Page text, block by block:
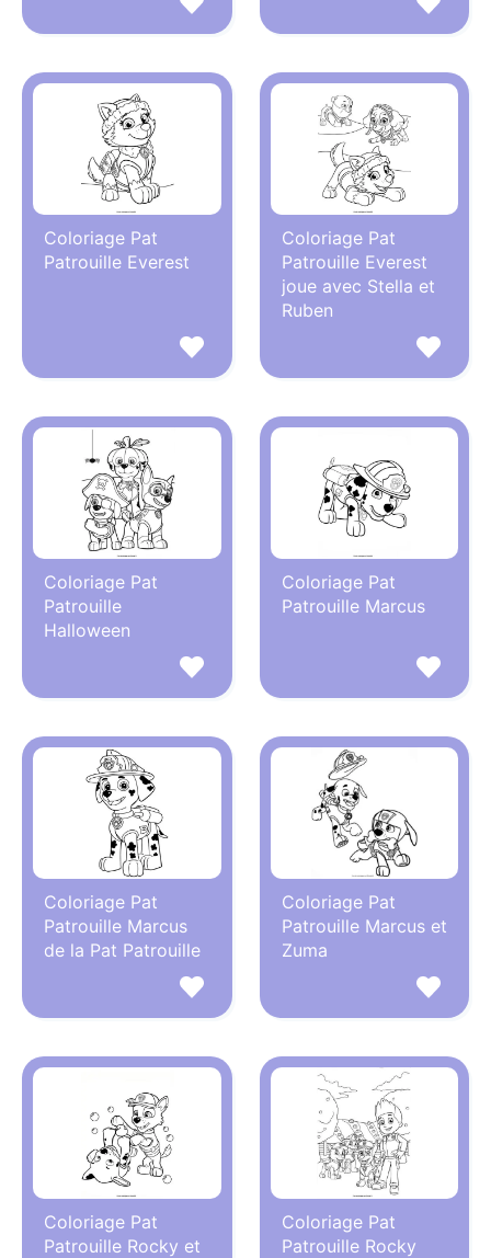
Coloriage Pat
Patrouille Everest
Coloriage Pat
Patrouille Everest
joue avec Stella et
Ruben
Coloriage Pat
Patrouille
Halloween
Coloriage Pat
Patrouille Marcus
Coloriage Pat
Patrouille Marcus
de la Pat Patrouille
Coloriage Pat
Patrouille Marcus et
Zuma
Coloriage Pat
Patrouille Rocky et
Coloriage Pat
Patrouille Rocky